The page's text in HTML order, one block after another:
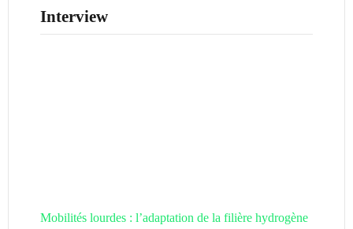
Interview
Mobilités lourdes : l’adaptation de la filière hydrogène